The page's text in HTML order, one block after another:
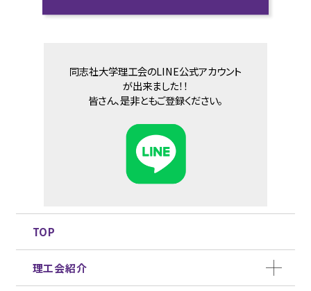
同志社大学理工会のLINE公式アカウント
が出来ました！！
皆さん、是非ともご登録ください。
TOP
理工会紹介